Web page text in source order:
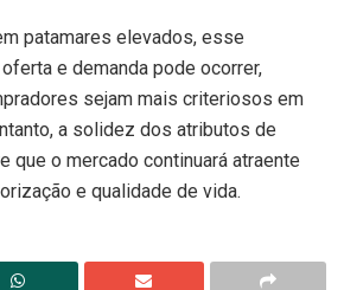
patamares elevados, esse
e demanda pode ocorrer,
sejam mais criteriosos em
a solidez dos atributos de
que o mercado continuará atraente
e qualidade de vida.